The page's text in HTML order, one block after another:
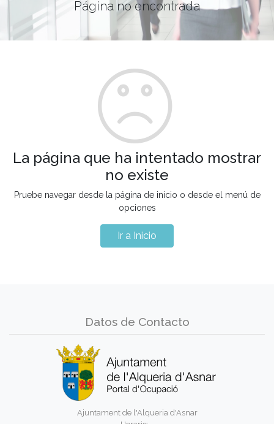
Página no encontrada
La página que ha intentado mostrar
no existe
Pruebe navegar desde la página de inicio o desde el menú de
opciones
Ir a Inicio
Datos de Contacto
Ajuntament de l'Alqueria d'Asnar